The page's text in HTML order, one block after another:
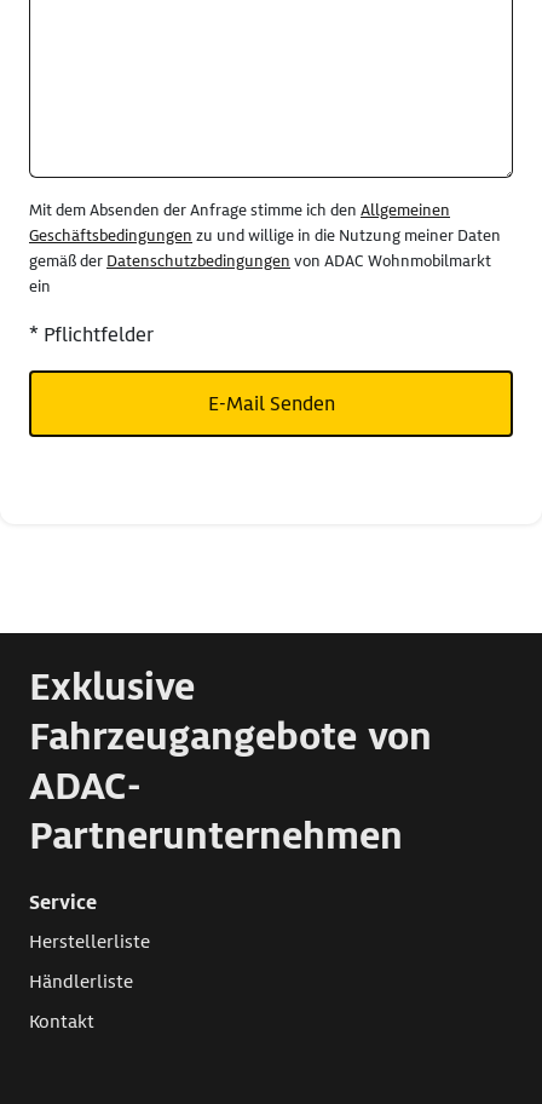
Mit dem Absenden der Anfrage stimme ich den Allgemeinen
Geschäftsbedingungen zu und willige in die Nutzung meiner Daten
gemäß der Datenschutzbedingungen von ADAC Wohnmobilmarkt
ein
* Pflichtfelder
E-Mail Senden
Exklusive
Fahrzeugangebote von
ADAC-
Partnerunternehmen
Service
Herstellerliste
Händlerliste
Kontakt